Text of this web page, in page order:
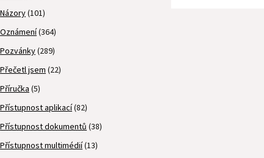
Názory(101)
Oznámení(364)
Pozvánky(289)
Přečetl jsem (22)
Příručka (5)
Přístupnost aplikací(82)
Přístupnost dokumentů (38)
Přístupnost multimédií(13)